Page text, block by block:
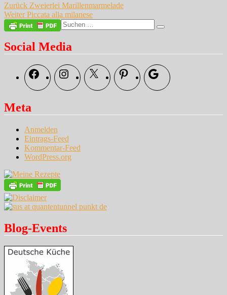
Beitragsnavigation
Zurück Vorheriger
Beitrag:
Zweierlei Marillenmarmelade
Weiter Nächster
Beitrag:
Piccata alla milanese
Suche
nach:
Suchen
Social Media
FacebookInstagramX Pinterest Google
Meta
Anmelden
Eintrags-Feed
Kommentar-Feed
WordPress.org
Blog-Events